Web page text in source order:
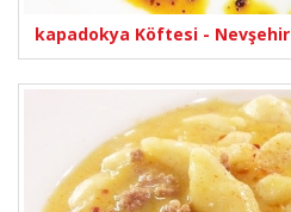
kapadokya Köftesi - Nevşehir